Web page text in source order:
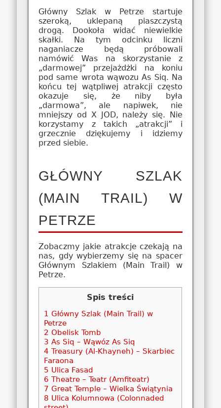
Główny Szlak w Petrze startuje
szeroką, uklepaną piaszczystą
drogą. Dookoła widać niewielkie
skałki. Na tym odcinku liczni
naganiacze będą próbowali
namówić Was na skorzystanie z
„darmowej” przejażdżki na koniu
pod same wrota wąwozu As Siq. Na
końcu tej wątpliwej atrakcji często
okazuje się, że niby była
„darmowa”, ale napiwek, nie
mniejszy od X JOD, należy się. Nie
korzystamy z takich „atrakcji” i
grzecznie dziękujemy i idziemy
przed siebie.
GŁÓWNY SZLAK
(MAIN TRAIL) W
PETRZE
Zobaczmy jakie atrakcje czekają na
nas, gdy wybierzemy się na spacer
Głównym Szlakiem (Main Trail) w
Petrze.
Spis treści
1 Główny Szlak (Main Trail) w
Petrze
2 Obelisk Tomb
3 As Siq – Wąwóz As Siq
4 Treasury (Al-Khayneh) – Skarbiec
Faraona
5 Ulica Fasad
6 Theatre – Teatr (Amfiteatr)
7 Great Temple – Wielka Świątynia
8 Ulica Kolumnowa (Colonnaded